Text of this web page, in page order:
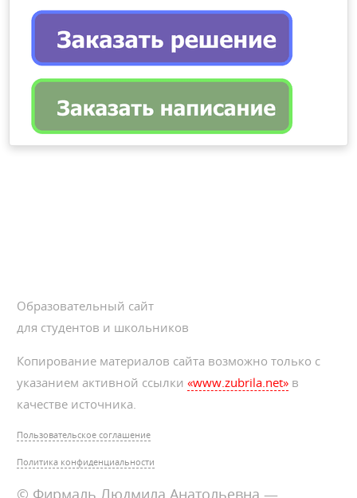
Образовательный сайт
для студентов и школьников
Копирование материалов сайта возможно только с
указанием активной ссылки«www.zubrila.net» в
качестве источника.
Пользовательское соглашение
Политика конфиденциальности
© Фирмаль Людмила Анатольевна —